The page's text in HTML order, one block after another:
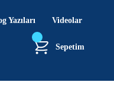
Yazıları Videolar
Sepetim